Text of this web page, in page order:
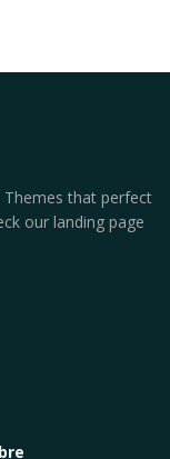
Themes that perfect
our landing page